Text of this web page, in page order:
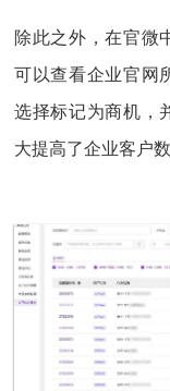
除此之外，在官微
可以查看企业官网
选择标记为商机，
大提高了企业客户